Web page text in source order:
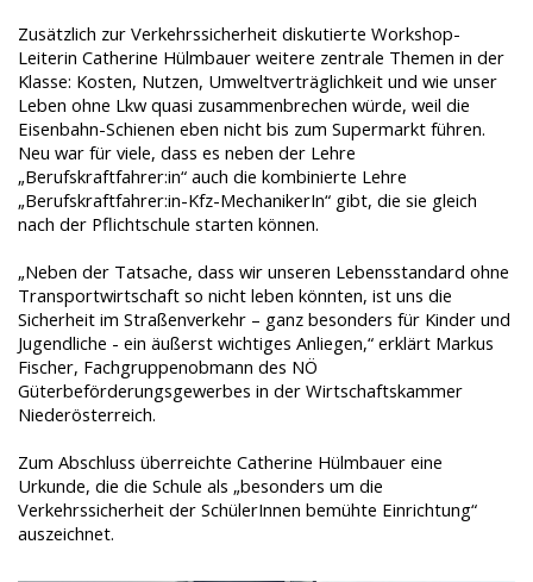
Zusätzlich zur Verkehrssicherheit diskutierte Workshop-
Leiterin Catherine Hülmbauer weitere zentrale Themen in der
Klasse: Kosten, Nutzen, Umweltverträglichkeit und wie unser
Leben ohne Lkw quasi zusammenbrechen würde, weil die
Eisenbahn-Schienen eben nicht bis zum Supermarkt führen.
Neu war für viele, dass es neben der Lehre
„Berufskraftfahrer:in“ auch die kombinierte Lehre
„Berufskraftfahrer:in-Kfz-MechanikerIn“ gibt, die sie gleich
nach der Pflichtschule starten können.
„Neben der Tatsache, dass wir unseren Lebensstandard ohne
Transportwirtschaft so nicht leben könnten, ist uns die
Sicherheit im Straßenverkehr – ganz besonders für Kinder und
Jugendliche - ein äußerst wichtiges Anliegen,“ erklärt Markus
Fischer, Fachgruppenobmann des NÖ
Güterbeförderungsgewerbes in der Wirtschaftskammer
Niederösterreich.
Zum Abschluss überreichte Catherine Hülmbauer eine
Urkunde, die die Schule als „besonders um die
Verkehrssicherheit der SchülerInnen bemühte Einrichtung“
auszeichnet.